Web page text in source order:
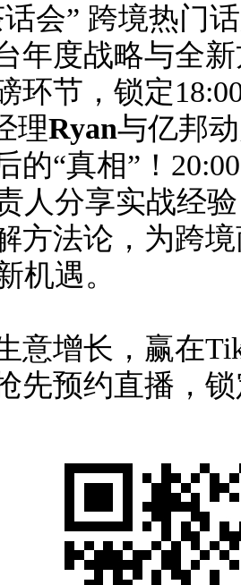
会” 跨境热门
年度战略与全
环节，锁定
理Ryan与亿邦
的“真相”！
人分享实战经
方法论，为跨
机遇。
意增长，赢在
先预约直播，